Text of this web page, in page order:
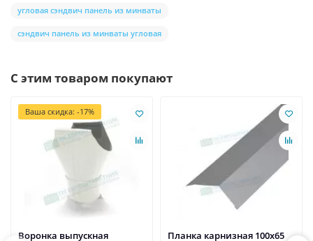
угловая сэндвич панель из минваты
сэндвич панель из минваты угловая
С этим товаром покупают
Ваша скидка: -17%
Воронка выпускная
Планка карнизная 100х65